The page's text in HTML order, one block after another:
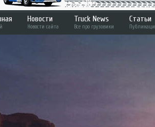
Новости
Новости сайта
Truck News
Все про грузовики
Статьи